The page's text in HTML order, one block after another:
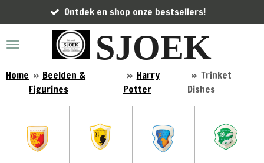
direct
naar
SJOEK
Ontdek en shop onze bestsellers!
Home » Beelden &
Figurines
» Harry
Potter
» Trinket
Dishes